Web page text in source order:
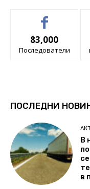
83,000
Последователи
ПОСЛЕДНИ
В
в